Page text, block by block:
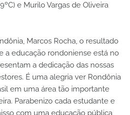
e Murilo Vargas de Oliveira
Marcos Rocha, o resultado
a educação rondoniense está no
a dedicação das nossas
É uma alegria ver Rondônia
em uma área tão importante
Parabenizo cada estudante e
com uma educação pública